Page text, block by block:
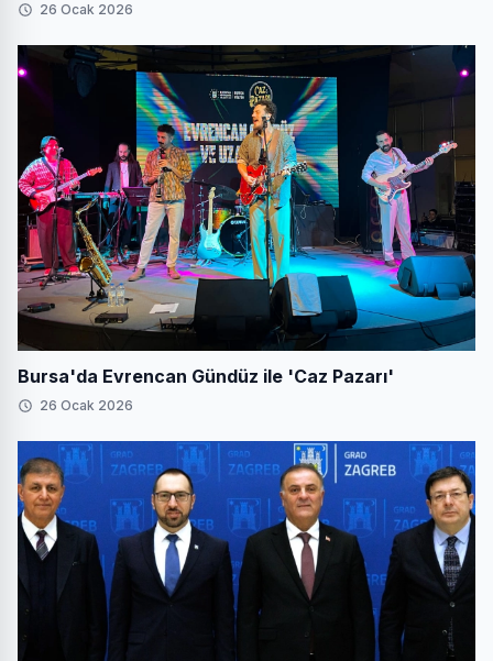
26 Ocak 2026
Bursa'da Evrencan Gündüz ile 'Caz Pazarı'
26 Ocak 2026